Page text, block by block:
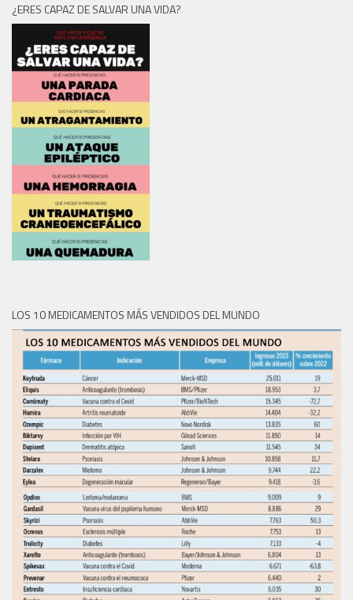
¿ERES CAPAZ DE SALVAR UNA VIDA?
LOS 10 MEDICAMENTOS MÁS VENDIDOS DEL MUNDO